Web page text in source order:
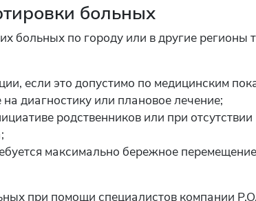
больных
больных по городу или в другие регионы
если это допустимо по медицинским
диагностику или плановое лечение;
родственников или при отсутствии
максимально бережное перемещение
при помощи специалистов компании